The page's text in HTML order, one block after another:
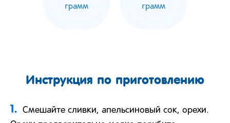
грамм грамм
Инструкция по приготовлению
1.
Смешайте сливки, апельсиновый сок, орехи.